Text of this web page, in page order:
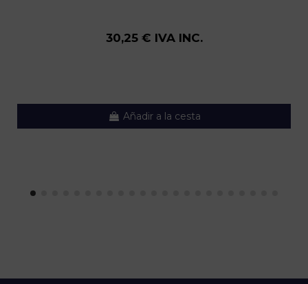
30,25 € IVA INC.
Añadir a la cesta